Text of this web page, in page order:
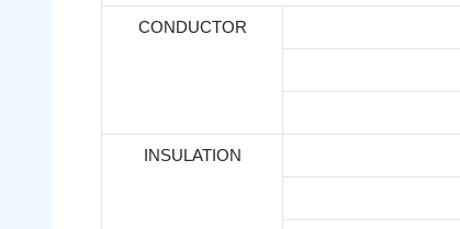
CONDUCTOR
INSULATION